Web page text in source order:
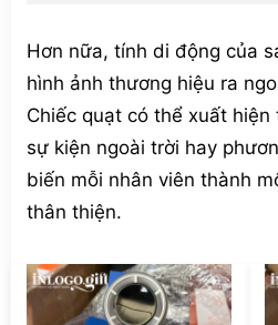
Hơn nữa, tính di động của
hình ảnh thương hiệu ra
Chiếc quạt có thể xuất hiện
sự kiện ngoài trời hay
biến mỗi nhân viên thành
thân thiện.